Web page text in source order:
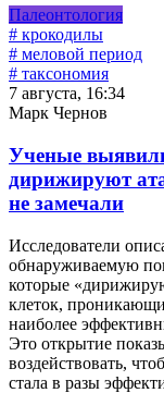
Палеонтология
# крокодилы
# меловой период
# таксономия
7 августа, 16:34
Марк Чернов
Ученые
дирижируют
не замечали
Исследователи
обнаруживаемую
которые
клеток,
наиболее
Это открытие
воздействовать,
стала в разы